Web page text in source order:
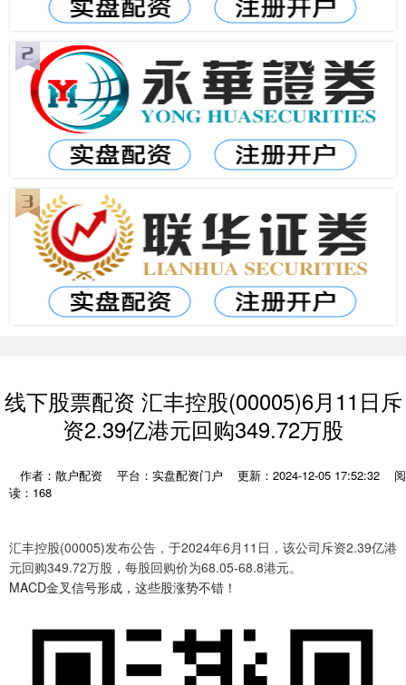
线下股票配资 汇丰控股(00005)6月11日斥
资2.39亿港元回购349.72万股
作者：散户配资 平台：实盘配资门户 更新：2024-12-05 17:52:32
阅
读：168
汇丰控股(00005)发布公告，于2024年6月11日，该公司斥资2.39亿港
元回购349.72万股，每股回购价为68.05-68.8港元。
MACD金叉信号形成，这些股涨势不错！